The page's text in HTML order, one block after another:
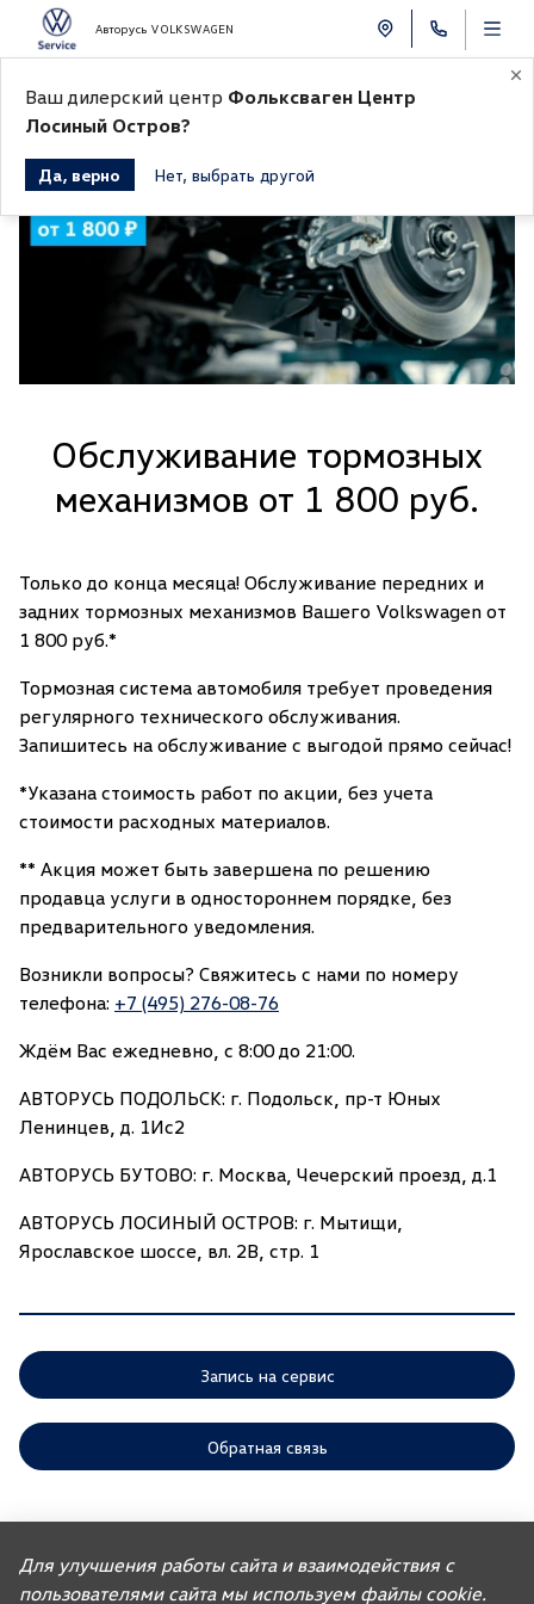
Авторусь VOLKSWAGEN
Обслуживание тормозных
механизмов от 1 800 руб.
Только до конца месяца! Обслуживание передних и
задних тормозных механизмов Вашего Volkswagen от
1 800 руб.*
Тормозная система автомобиля требует проведения
регулярного технического обслуживания.
Запишитесь на обслуживание с выгодой прямо сейчас!
*Указана стоимость работ по акции, без учета
стоимости расходных материалов.
** Акция может быть завершена по решению
продавца услуги в одностороннем порядке, без
предварительного уведомления.
Возникли вопросы? Свяжитесь с нами по номеру
телефона: +7 (495) 276-08-76
Ждём Вас ежедневно, с 8:00 до 21:00.
АВТОРУСЬ ПОДОЛЬСК: г. Подольск, пр-т Юных
Ленинцев, д. 1Ис2
АВТОРУСЬ БУТОВО: г. Москва, Чечерский проезд, д.1
АВТОРУСЬ ЛОСИНЫЙ ОСТРОВ: г. Мытищи,
Ярославское шоссе, вл. 2В, стр. 1
Запись на сервис
Обратная связь
предусмотренных законодательством РФ, по удовлетворению
требований покупателей автомобилей, ранее изготовленных или
импортированных ООО «ФОЛЬКСВАГЕН Груп Рус». Учитывая это, ООО
Для улучшения работы сайта и взаимодействия с
пользователями сайта мы используем файлы cookie.
Ваш дилерский центр Фольксваген Центр
Лосиный Остров?
Да, верно Нет, выбрать другой